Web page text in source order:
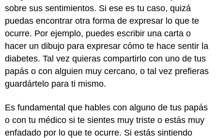
sobre sus sentimientos. Si ese es tu caso, quizá
puedas encontrar otra forma de expresar lo que te
ocurre. Por ejemplo, puedes escribir una carta o
hacer un dibujo para expresar cómo te hace sentir la
diabetes. Tal vez quieras compartirlo con uno de tus
papás o con alguien muy cercano, o tal vez prefieras
guardártelo para ti mismo.
Es fundamental que hables con alguno de tus papás
o con tu médico si te sientes muy triste o estás muy
enfadado por lo que te ocurre. Si estás sintiendo